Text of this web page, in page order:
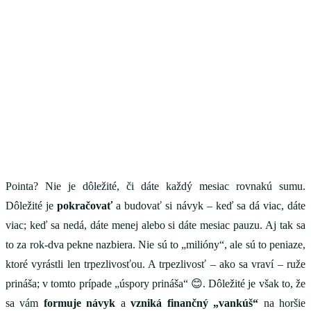
Pointa? Nie je dôležité, či dáte každý mesiac rovnakú sumu.
Dôležité jepokračovaťa budovať si návyk – keď sa dá viac, dáte
viac; keď sa nedá, dáte menej alebo si dáte mesiac pauzu. Aj tak sa
to za rok-dva pekne nazbiera. Nie sú to „milióny“, ale sú to peniaze,
ktoré vyrástli len trpezlivosťou. A trpezlivosť – ako sa vraví – ruže
prináša; v tomto prípade „úspory prináša“ 😊. Dôležité je však to, že
sa vám formuje návyk avzniká finančný „vankúš“ na horšie